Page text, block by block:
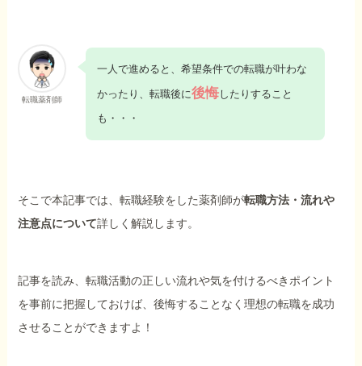
転職薬剤師
一人で進めると、希望条件での転職が叶わな
かったり、転職後に後悔したりすること
も・・・
そこで本記事では、転職経験をした薬剤師が転職方法・流れや
注意点について詳しく解説します。
記事を読み、転職活動の正しい流れや気を付けるべきポイント
を事前に把握しておけば、後悔することなく理想の転職を成功
させることができますよ！